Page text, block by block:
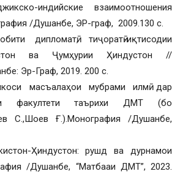
индийские взаимоотношения
/Душанбе, ЭР-граф, 2009.130 с.
дипломатӣ, тиҷоратӣ-иқтисодии
ва Ҷумҳурии Ҳиндустон //
Эр-Граф, 2019. 200 с.
масъалаҳои мубрами илмӣ дар
факултети таърихи ДМТ (бо
С.,Шоев Ғ.).Монография /Душанбе,
Ҳиндустон: рушд ва дурнамои
/Душанбе, “Матбааи ДМТ”, 2023.